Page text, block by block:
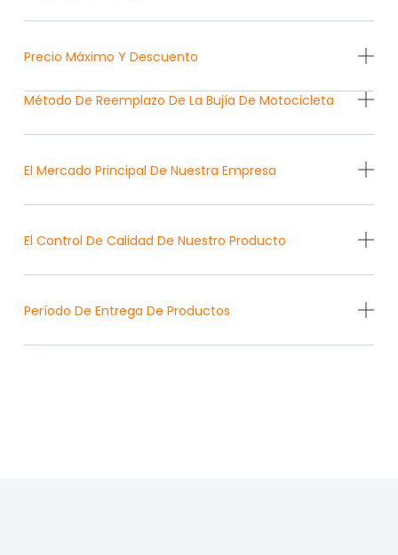
Precio Máximo Y Descuento
Método De Reemplazo De La Bujía De Motocicleta
El Mercado Principal De Nuestra Empresa
El Control De Calidad De Nuestro Producto
Período De Entrega De Productos